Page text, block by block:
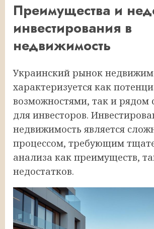
Преимущества и
инвестирования в
недвижимость
Украинский рынок
характеризуется как
возможностями, так и рядом
для инвесторов.
недвижимость является
процессом, требующим
анализа как преимуществ,
недостатков.